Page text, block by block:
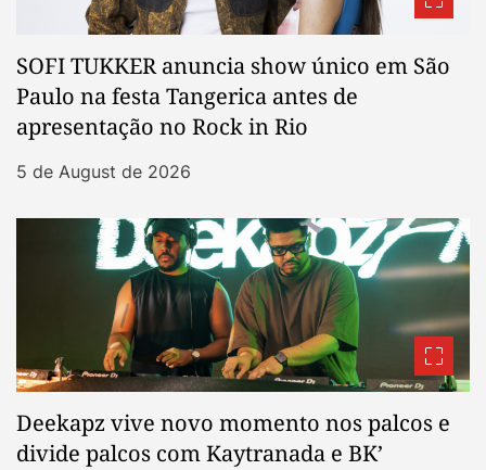
SOFI TUKKER anuncia show único em São
Paulo na festa Tangerica antes de
apresentação no Rock in Rio
5 de August de 2026
Deekapz vive novo momento nos palcos e
divide palcos com Kaytranada e BK’